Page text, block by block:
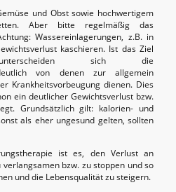
und Obst sowie hochwertigem
Aber bitte regelmäßig das
Wassereinlagerungen, z.B. in
kaschieren. Ist das Ziel
unterscheiden sich die
deutlich von denen zur allgemein
Krankheitsvorbeugung dienen. Dies
ein deutlicher Gewichtsverlust bzw.
Grundsätzlich gilt: kalorien- und
als eher ungesund gelten, sollten
ist es, den Verlust an
bzw. zu stoppen und so
und die Lebensqualität zu steigern.